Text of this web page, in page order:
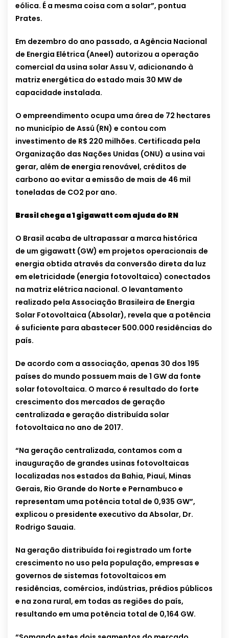
eólica. É a mesma coisa com a solar”, pontua
Prates.
Em dezembro do ano passado, a Agência Nacional
de Energia Elétrica (Aneel) autorizou a operação
comercial da usina solar Assu V, adicionando à
matriz energética do estado mais 30 MW de
capacidade instalada.
O empreendimento ocupa uma área de 72 hectares
no município de Assú (RN) e contou com
investimento de R$ 220 milhões. Certificada pela
Organização das Nações Unidas (ONU) a usina vai
gerar, além de energia renovável, créditos de
carbono ao evitar a emissão de mais de 46 mil
toneladas de CO2 por ano.
Brasil chega a 1 gigawatt com ajuda do RN
O Brasil acaba de ultrapassar a marca histórica
de um gigawatt (GW) em projetos operacionais de
energia obtida através da conversão direta da luz
em eletricidade (energia fotovoltaica) conectados
na matriz elétrica nacional. O levantamento
realizado pela Associação Brasileira de Energia
Solar Fotovoltaica (Absolar), revela que a potência
é suficiente para abastecer 500.000 residências do
país.
De acordo com a associação, apenas 30 dos 195
países do mundo possuem mais de 1 GW da fonte
solar fotovoltaica. O marco é resultado do forte
crescimento dos mercados de geração
centralizada e geração distribuída solar
fotovoltaica no ano de 2017.
“Na geração centralizada, contamos com a
inauguração de grandes usinas fotovoltaicas
localizadas nos estados da Bahia, Piauí, Minas
Gerais, Rio Grande do Norte e Pernambuco e
representam uma potência total de 0,935 GW”,
explicou o presidente executivo da Absolar, Dr.
Rodrigo Sauaia.
Na geração distribuída foi registrado um forte
crescimento no uso pela população, empresas e
governos de sistemas fotovoltaicos em
residências, comércios, indústrias, prédios públicos
e na zona rural, em todas as regiões do país,
resultando em uma potência total de 0,164 GW.